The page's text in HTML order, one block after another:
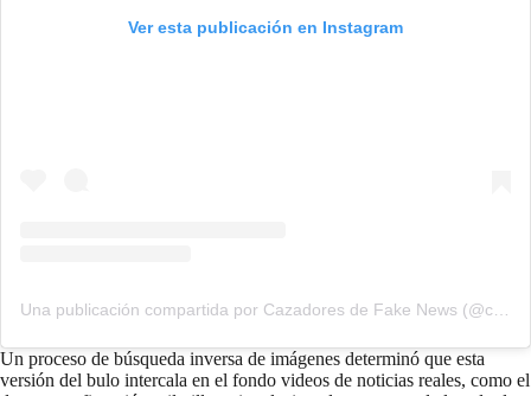
Ver esta publicación en Instagram
Un proceso de búsqueda inversa de imágenes determinó que esta
versión del bulo intercala en el fondo videos de noticias reales, como el